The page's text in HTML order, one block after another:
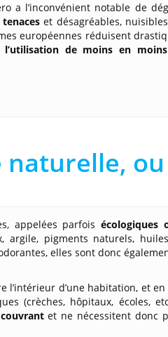
a l’inconvénient notable de
tenaceset désagréables,
européennes réduisent
l’utilisation de moins en
appelées parfois écologiques
argile, pigments naturels,
elles sont donc
l’intérieur d’une habitation, et
(crèches, hôpitaux, écoles,
et ne nécessitent donc